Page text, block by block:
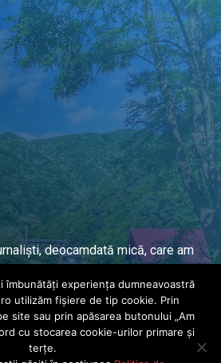
deocamdată mică, care am
îmbunătăți experiența dumneavoastră
utilizăm fișiere de tip cookie. Prin
site sau prin apăsarea butonului „Am
cu stocarea cookie-urilor primare și
terțe.